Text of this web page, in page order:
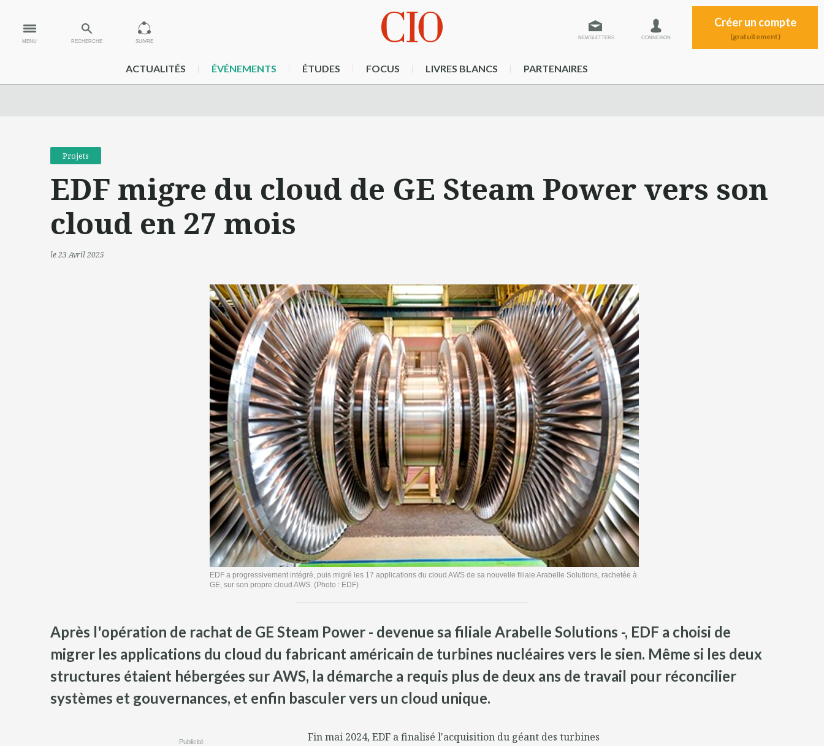
MENU RECHERCHE SUIVRE
NEWSLETTERS CONNEXION
Créer un compte
(gratuitement)
ACTUALITÉS ÉVÉNEMENTS ÉTUDES FOCUS LIVRES BLANCS PARTENAIRES
Projets
EDF migre du cloud de GE Steam Power vers son
cloud en 27 mois
le 23 Avril 2025
EDF a progressivement intégré, puis migré les 17 applications du cloud AWS de sa nouvelle filiale Arabelle Solutions, rachetée à
GE, sur son propre cloud AWS. (Photo : EDF)
Après l'opération de rachat de GE Steam Power - devenue sa filiale Arabelle Solutions -, EDF a choisi de
migrer les applications du cloud du fabricant américain de turbines nucléaires vers le sien. Même si les deux
structures étaient hébergées sur AWS, la démarche a requis plus de deux ans de travail pour réconcilier
systèmes et gouvernances, et enfin basculer vers un cloud unique.
Publicité
Fin mai 2024, EDF a finalisé l'acquisition du géant des turbines